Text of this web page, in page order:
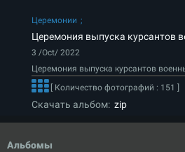
Церемонии
Церемония выпуска курсантов
3 /Oct/ 2022
Церемония выпуска курсантов
[ Количество фотографий : 151 ]
Скачать альбом: zip
Альбомы